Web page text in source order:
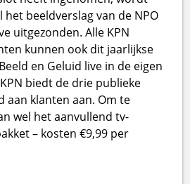
beeldverslag van de NPO
uitgezonden. Alle KPN
kunnen ook dit jaarlijkse
en Geluid live in de eigen
biedt de drie publieke
aan klanten aan. Om te
wel het aanvullend tv-
– kosten €9,99 per